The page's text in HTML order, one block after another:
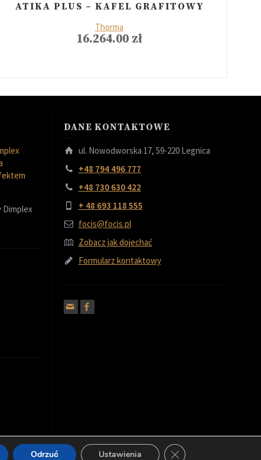
ATIKA PLUS – KAFEL GRAFITOWY
Thorma
16.264.00 zł
Dimplex
DANE KONTAKTOWE
ul. Nowodworska 17, 59-220 Legnica
+48 794 496 777
+48 730 630 422
+ 48 693 118 555
focis@focis.pl
Zobacz jak dojechać
Formularz kontaktowy
Odrzuć Ustawienia Zamknij panel